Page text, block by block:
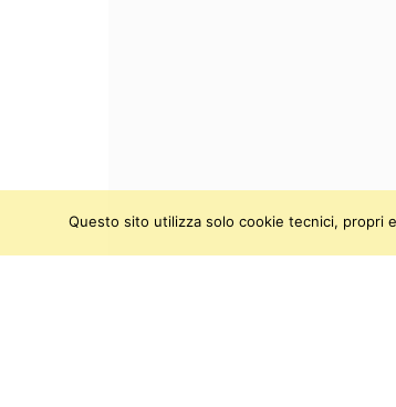
Questo sito utilizza solo cookie tecnici, propri